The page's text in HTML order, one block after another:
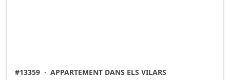
#13359 · APPARTEMENT DANS ELS VILARS